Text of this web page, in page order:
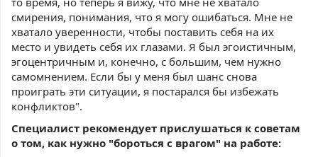
смирения, понимания, что я могу ошибаться. Мне не
хватало уверенности, чтобы поставить себя на их
место и увидеть себя их глазами. Я был эгоистичным,
эгоцентричным и, конечно, с большим, чем нужно
самомнением. Если бы у меня был шанс снова
проиграть эти ситуации, я постарался бы избежать
конфликтов".
Специалист рекомендует прислушаться к советам
о том, как нужно "бороться с врагом" на работе: